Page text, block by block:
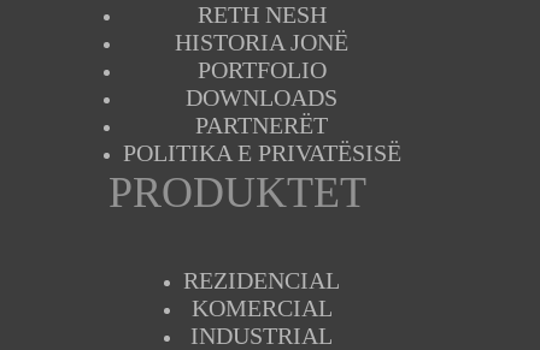
RETH NESH
HISTORIA JONË
PORTFOLIO
DOWNLOADS
PARTNERËT
POLITIKA E PRIVATËSISË
PRODUKTET
REZIDENCIAL
KOMERCIAL
INDUSTRIAL